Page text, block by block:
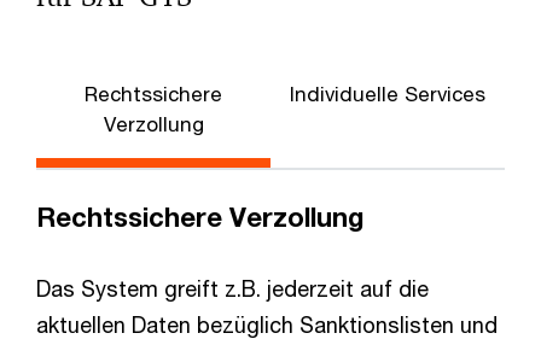
Rechtssichere
Verzollung
Individuelle Services
Rechtssichere Verzollung
Das System greift z.B. jederzeit auf die
aktuellen Daten bezüglich Sanktionslisten und